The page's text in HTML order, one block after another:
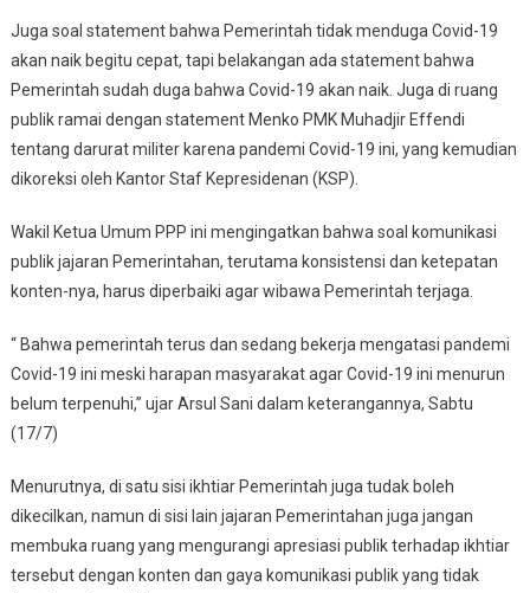
Juga soal statement bahwa Pemerintah tidak menduga Covid-19
akan naik begitu cepat, tapi belakangan ada statement bahwa
Pemerintah sudah duga bahwa Covid-19 akan naik. Juga di ruang
publik ramai dengan statement Menko PMK Muhadjir Effendi
tentang darurat militer karena pandemi Covid-19 ini, yang kemudian
dikoreksi oleh Kantor Staf Kepresidenan (KSP).
Wakil Ketua Umum PPP ini mengingatkan bahwa soal komunikasi
publik jajaran Pemerintahan, terutama konsistensi dan ketepatan
konten-nya, harus diperbaiki agar wibawa Pemerintah terjaga.
“ Bahwa pemerintah terus dan sedang bekerja mengatasi pandemi
Covid-19 ini meski harapan masyarakat agar Covid-19 ini menurun
belum terpenuhi,” ujar Arsul Sani dalam keterangannya, Sabtu
(17/7)
Menurutnya, di satu sisi ikhtiar Pemerintah juga tudak boleh
dikecilkan, namun di sisi lain jajaran Pemerintahan juga jangan
membuka ruang yang mengurangi apresiasi publik terhadap ikhtiar
tersebut dengan konten dan gaya komunikasi publik yang tidak